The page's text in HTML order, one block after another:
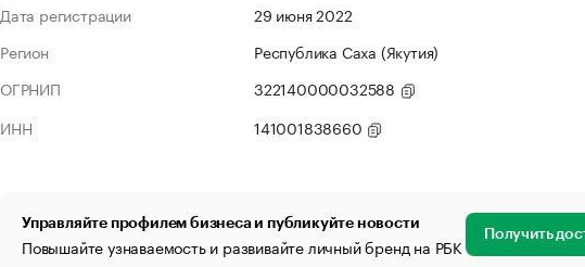
Дата регистрации
29 июня 2022
Регион
Республика Саха (Якутия)
ОГРНИП
322140000032588
ИНН
141001838660
Управляйте профилем бизнеса и публикуйте новости
Повышайте узнаваемость и развивайте личный бренд на РБК Получить